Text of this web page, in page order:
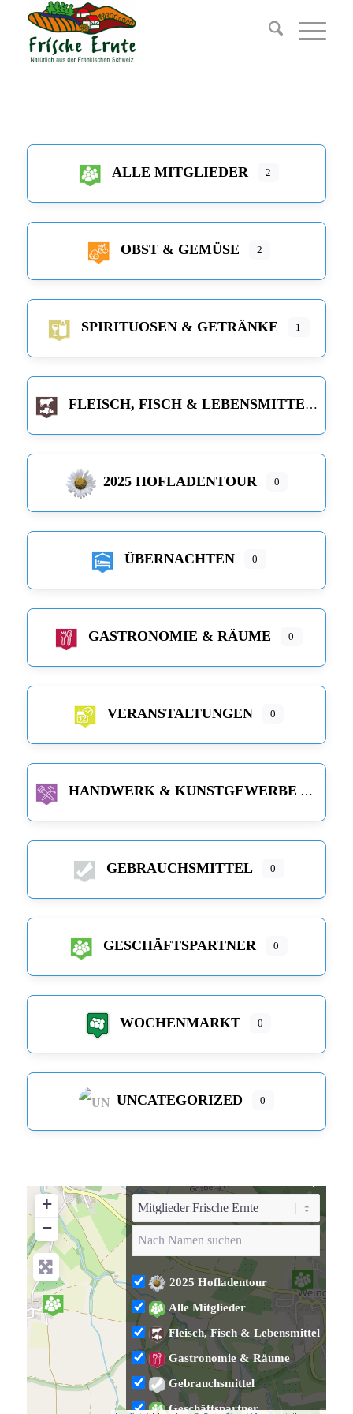
ALLE MITGLIEDER 2
OBST & GEMÜSE 2
SPIRITUOSEN & GETRÄNKE 1
FLEISCH, FISCH & LEBENSMITTEL
2025 HOFLADENTOUR 0
ÜBERNACHTEN 0
GASTRONOMIE & RÄUME 0
VERANSTALTUNGEN 0
HANDWERK & KUNSTGEWERBE
GEBRAUCHSMITTEL 0
GESCHÄFTSPARTNER 0
WOCHENMARKT 0
UNCATEGORIZED 0
+
−
2025 Hofladentour
Alle Mitglieder
Fleisch, Fisch & Lebensmittel
Gastronomie & Räume
Gebrauchsmittel
Geschäftspartner